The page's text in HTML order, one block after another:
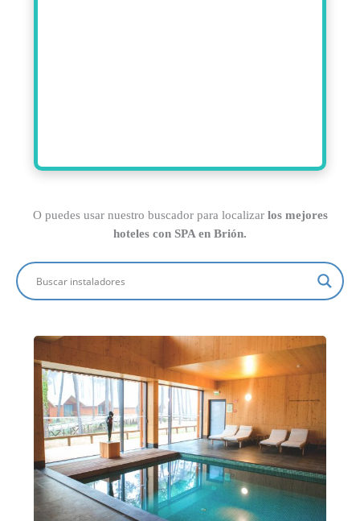
O puedes usar nuestro buscador para localizar los mejores
hoteles con SPA en Brión.